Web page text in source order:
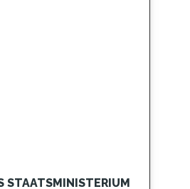
STAATSMINISTERIUM